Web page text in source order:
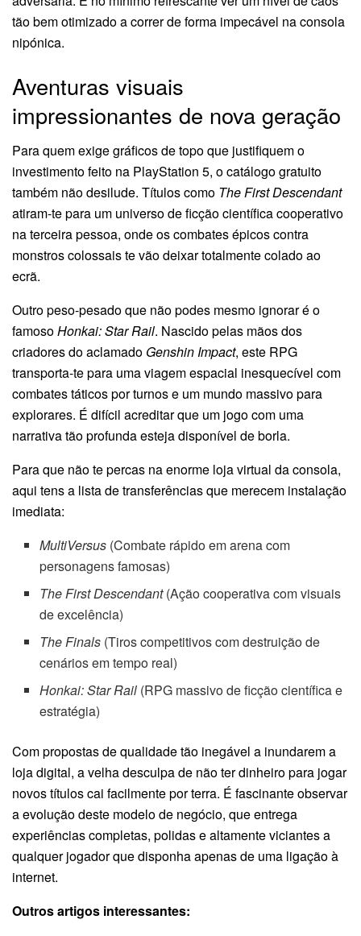
tão bem otimizado a correr de forma impecável na consola
nipónica.
Aventuras visuais
impressionantes de nova geração
Para quem exige gráficos de topo que justifiquem o
investimento feito na PlayStation 5, o catálogo gratuito
também não desilude. Títulos como The First Descendant
atiram-te para um universo de ficção científica cooperativo
na terceira pessoa, onde os combates épicos contra
monstros colossais te vão deixar totalmente colado ao
ecrã.
Outro peso-pesado que não podes mesmo ignorar é o
famosoHonkai: Star Rail. Nascido pelas mãos dos
criadores do aclamado Genshin Impact, este RPG
transporta-te para uma viagem espacial inesquecível com
combates táticos por turnos e um mundo massivo para
explorares. É difícil acreditar que um jogo com uma
narrativa tão profunda esteja disponível de borla.
Para que não te percas na enorme loja virtual da consola,
aqui tens a lista de transferências que merecem instalação
imediata:
MultiVersus (Combate rápido em arena com
personagens famosas)
The First Descendant(Ação cooperativa com visuais
de excelência)
The Finals (Tiros competitivos com destruição de
cenários em tempo real)
Honkai: Star Rail (RPG massivo de ficção científica e
estratégia)
Com propostas de qualidade tão inegável a inundarem a
loja digital, a velha desculpa de não ter dinheiro para jogar
novos títulos cai facilmente por terra. É fascinante observar
a evolução deste modelo de negócio, que entrega
experiências completas, polidas e altamente viciantes a
qualquer jogador que disponha apenas de uma ligação à
internet.
Outros artigos interessantes: